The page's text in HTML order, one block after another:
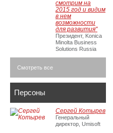
смотрим на
2015 год и видим
в нем
возможности
для развития"
Президент, Konica
Minolta Business
Solutions Russia
Смотреть все
Персоны
Сергей Котырев
Генеральный
директор, Umisoft